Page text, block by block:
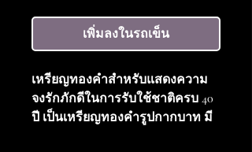
เพิ่มลงในรถเข็น
เหรียญทองคำสำหรับแสดงความ
จงรักภักดีในการรับใช้ชาติครบ 40
ปี เป็นเหรียญทองคำรูปกากบาท มี